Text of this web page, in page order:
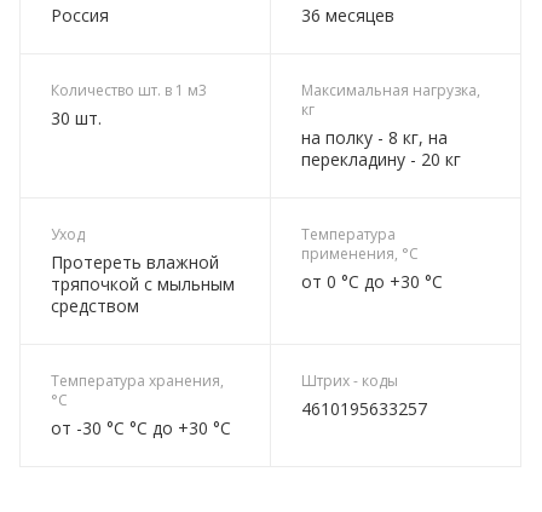
Россия 36 месяцев
Количество шт. в 1 м3
30 шт.
Максимальная нагрузка,
кг
на полку - 8 кг, на
перекладину - 20 кг
Уход
Протереть влажной
тряпочкой с мыльным
средством
Температура
применения, °C
от 0 °C до +30 °C
Температура хранения,
°C
от -30 °C °C до +30 °C
Штрих - коды
4610195633257